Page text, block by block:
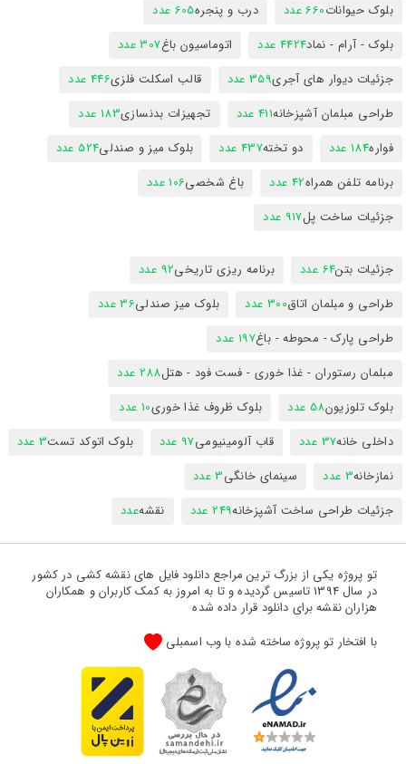
بلوک حیوانات660 عدد درب و پنجره605 عدد
بلوک - آرام - نماد4424 عدد اتوماسیون باغ307 عدد
جزئیات دیوار های آجری359 عدد قالب اسکلت فلزی446 عدد
طراحی مبلمان آشپزخانه411 عدد تجهیزات بدنسازی183 عدد
فواره184 عدد دو تخته437 عدد بلوک میز و صندلی524 عدد
برنامه تلفن همراه42 عدد باغ شخصی106 عدد
جزئیات ساخت پل917 عدد
جزئیات بتن64 عدد برنامه ریزی تاریخی92 عدد
طراحی و مبلمان اتاق300 عدد بلوک میز صندلی36 عدد
طراحی پارک - محوطه - باغ197 عدد
مبلمان رستوران - غذا خوری - فست فود - هتل288 عدد
بلوک تلوزیون58 عدد بلوک ظروف غذا خوری10 عدد
داخلی خانه37 عدد قاب آلومینیومی97 عدد بلوک اتوکد تست3 عدد
نمازخانه3 عدد سینمای خانگی3 عدد
جزئیات طراحی ساخت آشپزخانه249 عدد نقشهعدد
تو پروژه یکی از بزرگ ترین مراجع دانلود فایل های نقشه کشی در کشور
در سال 1394 تاسیس گردیده و تا به امروز به کمک کاربران و همکاران
هزاران نقشه برای دانلود قرار داده شده
با افتخار تو پروژه ساخته شده با وب اسمبلی